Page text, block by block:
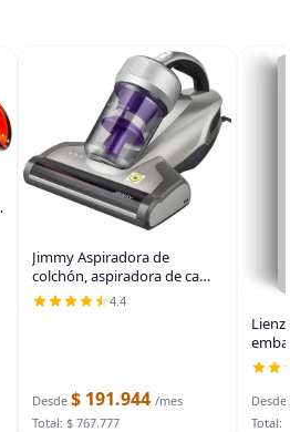
Jimmy Aspiradora de
colchón, aspiradora de cama
antialergénica con luz UV-C y
tecnología de alta
4.4
Desde $ 191.944 /mes
Total: $ 767.777
en el
de
Desde
Total: